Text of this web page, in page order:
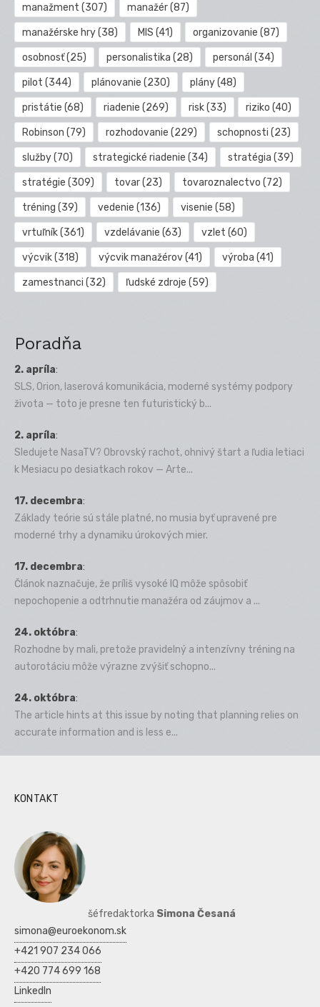
manažment (307) manažér(87)
manažérske hry(38) MIS (41) organizovanie (87)
osobnosť(25) personalistika (28) personál (34)
pilot (344) plánovanie (230) plány(48)
pristátie (68) riadenie (269) risk(33) riziko (40)
Robinson (79) rozhodovanie (229) schopnosti (23)
služby(70) strategické riadenie (34) stratégia (39)
stratégie (309) tovar(23) tovaroznalectvo (72)
tréning (39) vedenie (136) visenie (58)
vrtuľník(361) vzdelávanie (63) vzlet (60)
výcvik(318) výcvik manažérov(41) výroba (41)
zamestnanci (32) ľudské zdroje (59)
Poradňa
2. apríla:
SLS, Orion, laserová komunikácia, moderné systémy podpory
života — toto je presne ten futuristický b...
2. apríla:
Sledujete NasaTV? Obrovský rachot, ohnivý štart a ľudia letiaci
k Mesiacu po desiatkach rokov — Arte...
17. decembra:
Základy teórie sú stále platné, no musia byť upravené pre
moderné trhy a dynamiku úrokových mier.
17. decembra:
Článok naznačuje, že príliš vysoké IQ môže spôsobiť
nepochopenie a odtrhnutie manažéra od záujmov a ...
24. októbra:
Rozhodne by mali, pretože pravidelný a intenzívny tréning na
autorotáciu môže výrazne zvýšiť schopno...
24. októbra:
The article hints at this issue by noting that planning relies on
accurate information and is less e...
KONTAKT
šéfredaktorka Simona Česaná
simona@euroekonom.sk
+421 907 234 066
+420 774 699 168
LinkedIn